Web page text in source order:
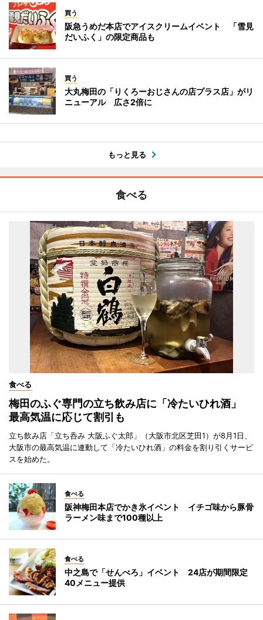
買う
阪急うめだ本店でアイスクリームイベント 「雪見
だいふく」の限定商品も
買う
大丸梅田の「りくろーおじさんの店プラス店」がリ
ニューアル 広さ2倍に
もっと見る
食べる
食べる
梅田のふぐ専門の立ち飲み店に「冷たいひれ酒」
最高気温に応じて割引も
立ち飲み店「立ち呑み 大阪ふぐ太郎」（大阪市北区芝田1）が8月1日、
大阪市の最高気温に連動して「冷たいひれ酒」の料金を割り引くサービ
スを始めた。
食べる
阪神梅田本店でかき氷イベント イチゴ味から豚骨
ラーメン味まで100種以上
食べる
中之島で「せんべろ」イベント 24店が期間限定
40メニュー提供